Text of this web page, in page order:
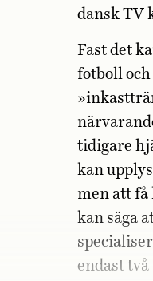
dansk TV
Fast det
fotboll
tidigare
kan
men att
kan säga
endast